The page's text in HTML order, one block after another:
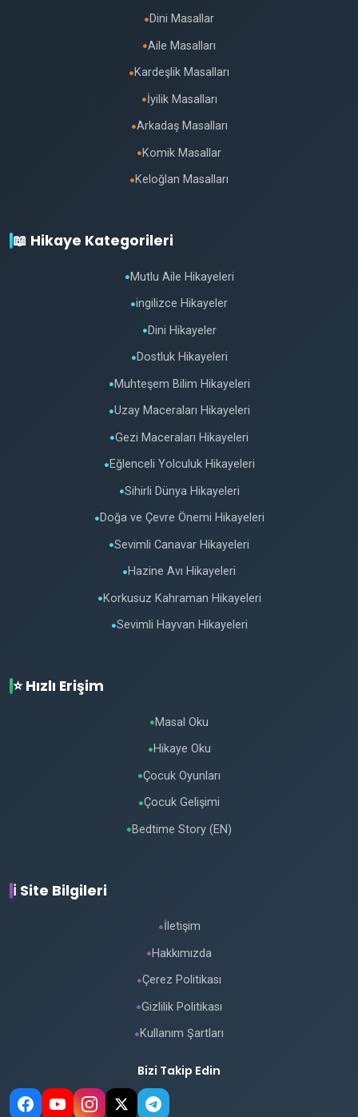
● Dini Masallar
●Aile Masalları
● Kardeşlik Masalları
●İyilik Masalları
●Arkadaş Masalları
● Komik Masallar
● Keloğlan Masalları
📖 Hikaye Kategorileri
● Mutlu Aile Hikayeleri
●ingilizce Hikayeler
● Dini Hikayeler
● Dostluk Hikayeleri
● Muhteşem Bilim Hikayeleri
●Uzay Maceraları Hikayeleri
●Gezi Maceraları Hikayeleri
● Eğlenceli Yolculuk Hikayeleri
●Sihirli Dünya Hikayeleri
● Doğa ve Çevre Önemi Hikayeleri
●Sevimli Canavar Hikayeleri
● Hazine Avı Hikayeleri
● Korkusuz Kahraman Hikayeleri
●Sevimli Hayvan Hikayeleri
⭐ Hızlı Erişim
● Masal Oku
● Hikaye Oku
●Çocuk Oyunları
●Çocuk Gelişimi
● Bedtime Story (EN)
ℹ️ Site Bilgileri
●İletişim
● Hakkımızda
●Çerez Politikası
●Gizlilik Politikası
● Kullanım Şartları
Bizi Takip Edin